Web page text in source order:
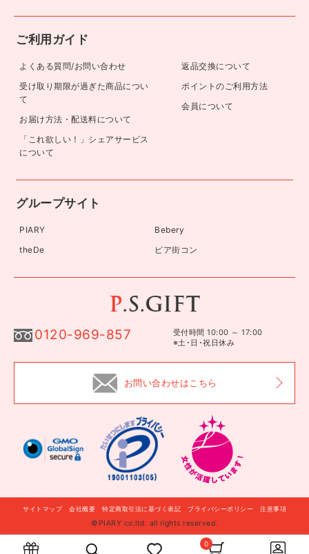
0
自分に贈る このギフトを贈る
ご利用ガイド
よくある質問/お問い合わせ
受け取り期限が過ぎた商品につい
て
お届け方法・配送料について
「これ欲しい！」シェアサービス
について
返品交換について
ポイントのご利用方法
会員について
グループサイト
PIARY
Bebery
theDe
ピア街コン
0120-969-857
受付時間 10:00 ～ 17:00
※土･日･祝日休み
お問い合わせはこちら
サイトマップ 会社概要 特定商取引法に基づく表記 プライバシーポリシー 注意事項
©PIARY co.ltd. all rights reserved.